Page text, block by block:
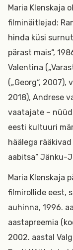
Maria Klenskaja
filminäitlejad:
hinda küsi
pärast mais“,
Valentina
(„Georg“, 2007),
2018), Andrese
vaatajate –
eesti kultuuri
häälega
aabitsa“ Jänku-
Maria Klenskaja
filmirollide eest,
auhinna, 1996.
aastapreemia
2002. aastal